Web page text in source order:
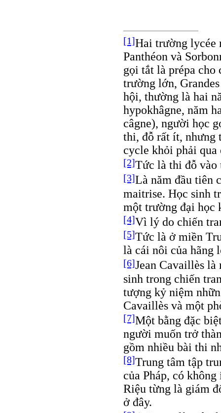
[1]Hai trường lycée
Panthéon và
gọi tắt là prépa cho
trường lớn,
hội, thường là hai
hypokhâgne, năm
câgne), người học
thi, đỗ rất ít, nhưng
cycle khỏi phải qua
[2]Tức là thi đỗ vào
[3]Là năm đầu tiên
maitrise. Học sinh
một trường đại học
[4]Vì lý do chiến
[5]Tức là ở miền
là cái nôi của hãng
[6]Jean Cavaillès
sinh trong chiến
tượng kỷ niệm
Cavaillès và một
[7]Một bằng đặc
người muốn trở
gồm nhiều bài thi
[8]Trung tâm tập
của Pháp, có
Riệu từng là giám
ở đây.